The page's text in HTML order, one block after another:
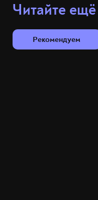
Читайте ещё
Рекомендуем